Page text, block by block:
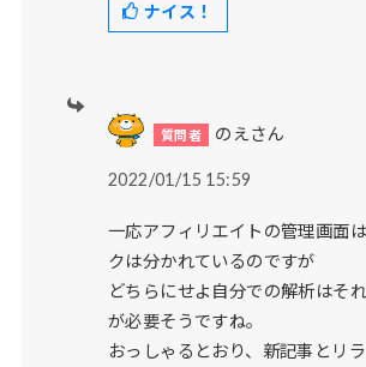
ナイス！
のえさん
2022/01/15 15:59
一応アフィリエイトの管理画面
クは分かれているのですが
どちらにせよ自分での解析はそ
が必要そうですね。
おっしゃるとおり、新記事とリ